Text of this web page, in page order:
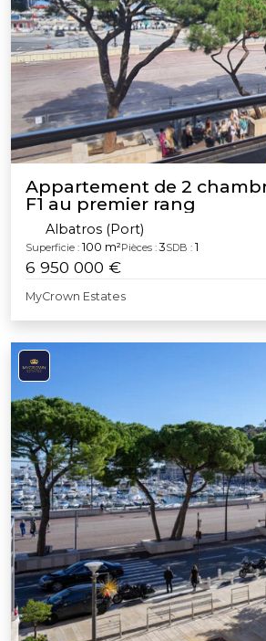
Appartement de 2
F1 au premier rang
Albatros (Port)
Superficie : 100 m²Pièces : 3SDB : 1
6 950 000 €
MyCrown Estates